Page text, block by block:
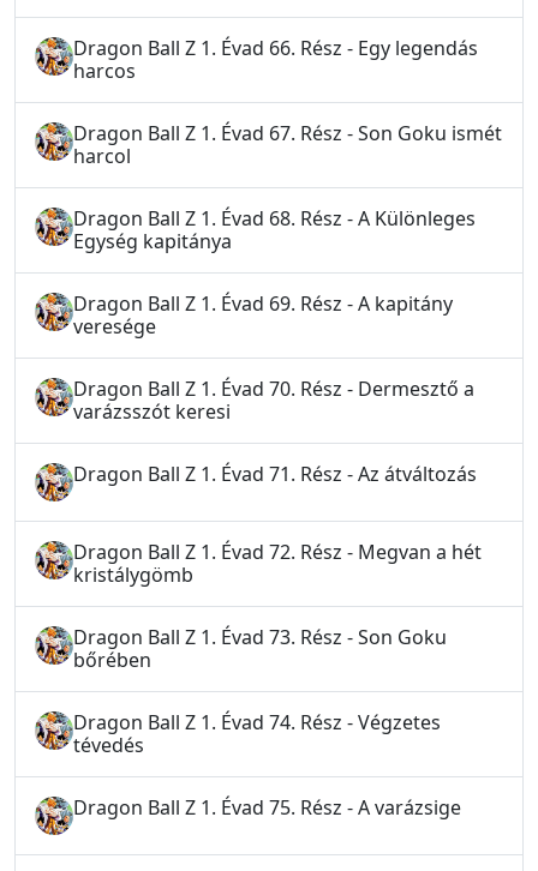
Dragon Ball Z 1. Évad 66. Rész - Egy legendás
harcos
Dragon Ball Z 1. Évad 67. Rész - Son Goku ismét
harcol
Dragon Ball Z 1. Évad 68. Rész - A Különleges
Egység kapitánya
Dragon Ball Z 1. Évad 69. Rész - A kapitány
veresége
Dragon Ball Z 1. Évad 70. Rész - Dermesztő a
varázsszót keresi
Dragon Ball Z 1. Évad 71. Rész - Az átváltozás
Dragon Ball Z 1. Évad 72. Rész - Megvan a hét
kristálygömb
Dragon Ball Z 1. Évad 73. Rész - Son Goku
bőrében
Dragon Ball Z 1. Évad 74. Rész - Végzetes
tévedés
Dragon Ball Z 1. Évad 75. Rész - A varázsige